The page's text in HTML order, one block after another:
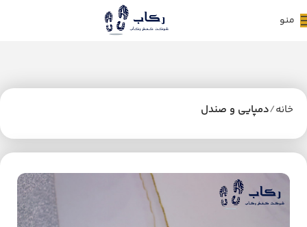
منو
خانه دمپایی و صندل